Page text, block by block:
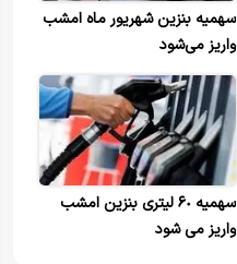
سهمیه بنزین شهریور ماه امشب
واریز می‌شود
سهمیه ۶٠ لیتری بنزین امشب
واریز می شود